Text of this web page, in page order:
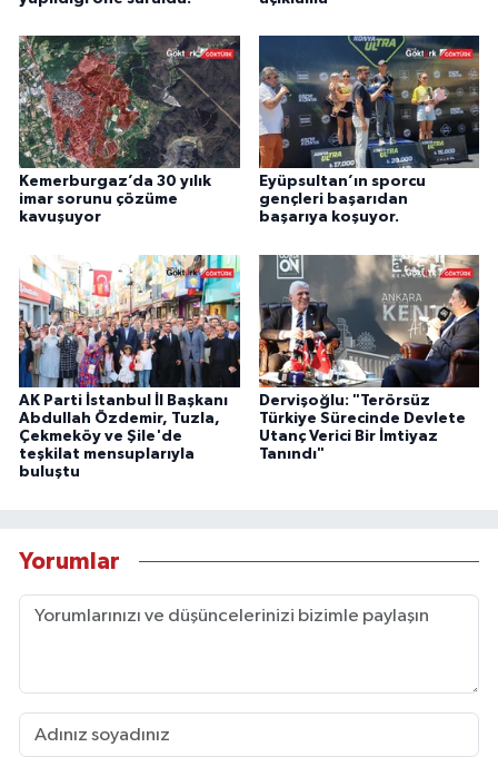
Kemerburgaz’da 30 yılık
imar sorunu çözüme
kavuşuyor
Eyüpsultan’ın sporcu
gençleri başarıdan
başarıya koşuyor.
AK Parti İstanbul İl Başkanı
Abdullah Özdemir, Tuzla,
Çekmeköy ve Şile'de
teşkilat mensuplarıyla
buluştu
Dervişoğlu: "Terörsüz
Türkiye Sürecinde Devlete
Utanç Verici Bir İmtiyaz
Tanındı"
Yorumlar